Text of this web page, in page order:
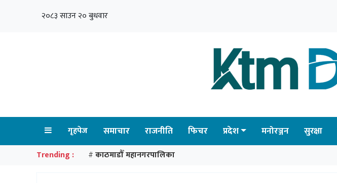
२०८३ साउन २० बुधवार
गृहपेज समाचार राजनीति फिचर प्रदेश मनोरञ्जन सुरक्षा
Trending : # काठमाडौँ महानगरपालिका